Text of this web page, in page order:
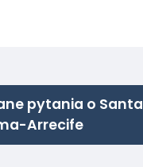
pytania o Santa
Arrecife